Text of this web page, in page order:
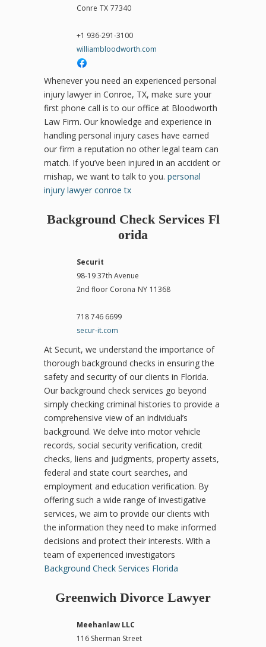
Conre TX 77340
+1 936-291-3100
williambloodworth.com
Whenever you need an experienced personal
injury lawyer in Conroe, TX, make sure your
first phone call is to our office at Bloodworth
Law Firm. Our knowledge and experience in
handling personal injury cases have earned
our firm a reputation no other legal team can
match. If you’ve been injured in an accident or
mishap, we want to talk to you. personal
injury lawyer conroe tx
Background Check Services Fl
orida
Securit
98-19 37th Avenue
2nd floor Corona NY 11368
718 746 6699
secur-it.com
At Securit, we understand the importance of
thorough background checks in ensuring the
safety and security of our clients in Florida.
Our background check services go beyond
simply checking criminal histories to provide a
comprehensive view of an individual’s
background. We delve into motor vehicle
records, social security verification, credit
checks, liens and judgments, property assets,
federal and state court searches, and
employment and education verification. By
offering such a wide range of investigative
services, we aim to provide our clients with
the information they need to make informed
decisions and protect their interests. With a
team of experienced investigators
Background Check Services Florida
Greenwich Divorce Lawyer
Meehanlaw LLC
116 Sherman Street